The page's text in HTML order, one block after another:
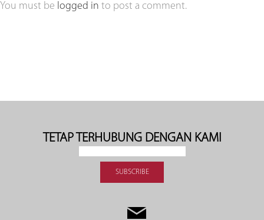
You must be logged in to post a comment.
TETAP TERHUBUNG DENGAN KAMI